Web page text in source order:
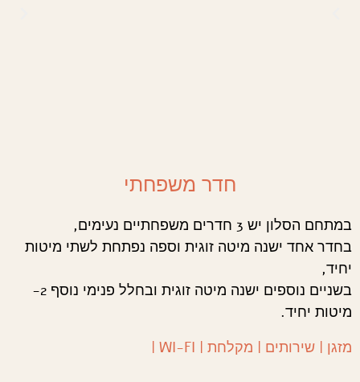
חדר משפחתי
במתחם הסלון יש 3 חדרים משפחתיים נעימים,
בחדר אחד ישנה מיטה זוגית וספה נפתחת לשתי מיטות
יחיד,
בשניים נוספים ישנה מיטה זוגית ובחלל פנימי נוסף 2-
מיטות יחיד.
מזגן | שירותים | מקלחת | WI-FI |